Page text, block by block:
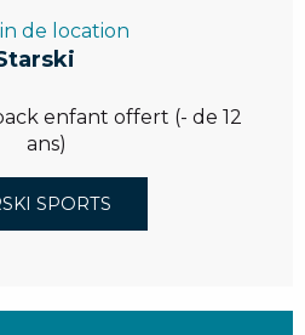
de location
enfant offert (- de 12
ans)
SPORTS